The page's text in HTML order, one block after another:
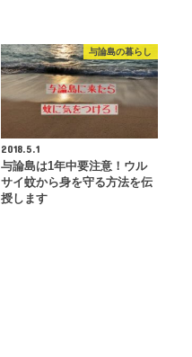
与論島の暮らし
2018.5.1
与論島は1年中要注意！ウル
サイ蚊から身を守る方法を伝
授します